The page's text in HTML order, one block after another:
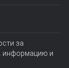
за
информацию и